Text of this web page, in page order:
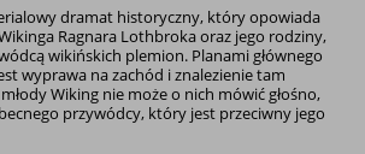
dramat historyczny, który opowiada
Ragnara Lothbroka oraz jego rodziny,
wikińskich plemion. Planami głównego
wyprawa na zachód i znalezienie tam
Wiking nie może o nich mówić głośno,
przywódcy, który jest przeciwny jego